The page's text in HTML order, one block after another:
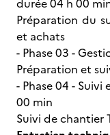
durée 04 h 00
Préparation du
et achats
- Phase 03 -
Préparation et
- Phase 04 -
00 min
Suivi de chantier